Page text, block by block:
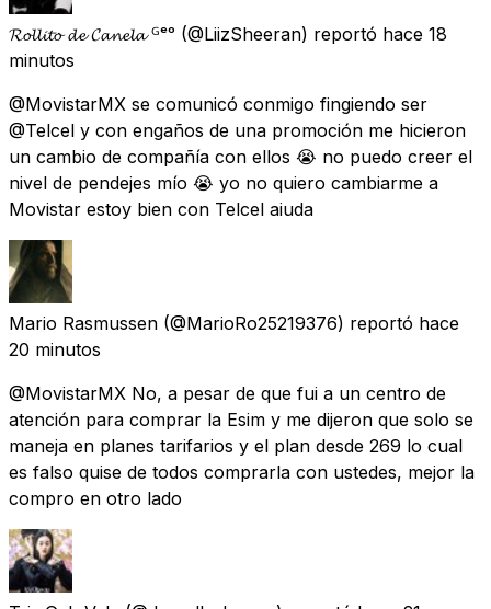
𝓡𝓸𝓵𝓵𝓲𝓽𝓸 𝓭𝓮 𝓒𝓪𝓷𝓮𝓵𝓪 ᴳᵉᵒ (@LiizSheeran) reportó hace 18
minutos
@MovistarMX se comunicó conmigo fingiendo ser
@Telcel y con engaños de una promoción me hicieron
un cambio de compañía con ellos 😭 no puedo creer el
nivel de pendejes mío 😭 yo no quiero cambiarme a
Movistar estoy bien con Telcel aiuda
Mario Rasmussen (@MarioRo25219376) reportó hace
20 minutos
@MovistarMX No, a pesar de que fui a un centro de
atención para comprar la Esim y me dijeron que solo se
maneja en planes tarifarios y el plan desde 269 lo cual
es falso quise de todos comprarla con ustedes, mejor la
compro en otro lado